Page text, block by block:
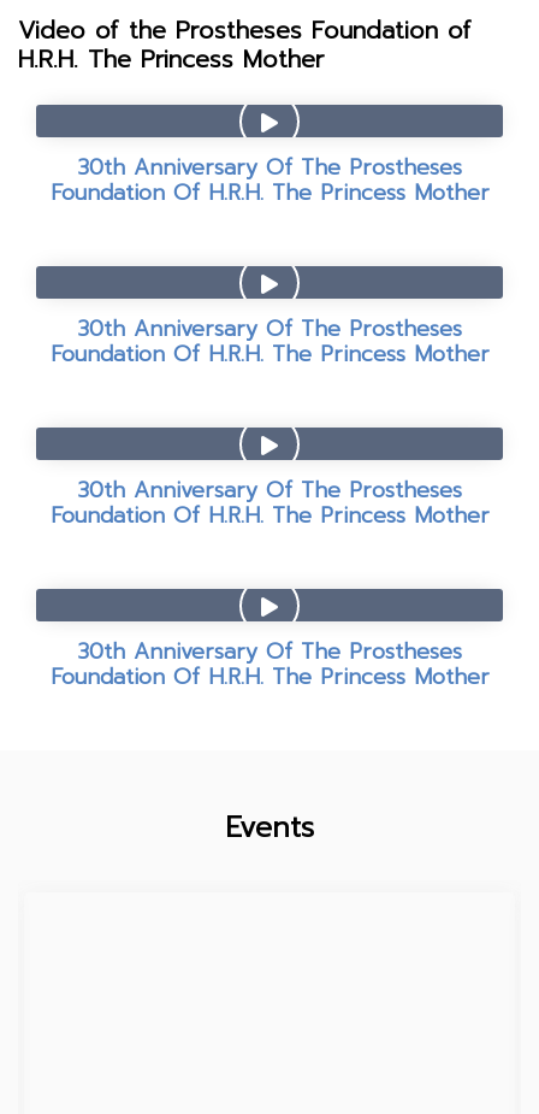
Video of the Prostheses Foundation of
H.R.H. The Princess Mother
30th Anniversary Of The Prostheses
Foundation Of H.R.H. The Princess Mother
30th Anniversary Of The Prostheses
Foundation Of H.R.H. The Princess Mother
30th Anniversary Of The Prostheses
Foundation Of H.R.H. The Princess Mother
30th Anniversary Of The Prostheses
Foundation Of H.R.H. The Princess Mother
Events